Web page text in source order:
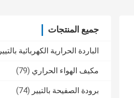
جميع المنتجات
الباردة الحرارية الكهربائية بالتيير
مكيف الهواء الحراري (79)
برودة الصفيحة بالتيير (74)